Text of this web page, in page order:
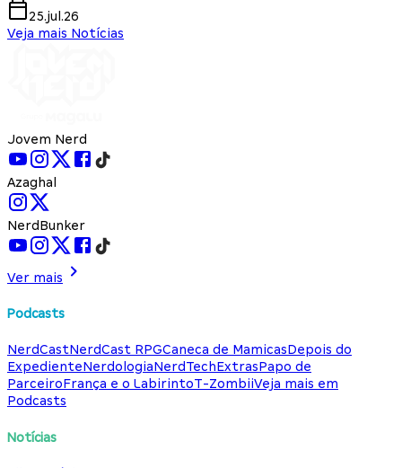
25.jul.26
Veja mais Notícias
Jovem Nerd
Azaghal
NerdBunker
Ver mais
Podcasts
NerdCastNerdCast RPGCaneca de MamicasDepois do
ExpedienteNerdologiaNerdTechExtrasPapo de
ParceiroFrança e o LabirintoT-ZombiiVeja mais em
Podcasts
Notícias